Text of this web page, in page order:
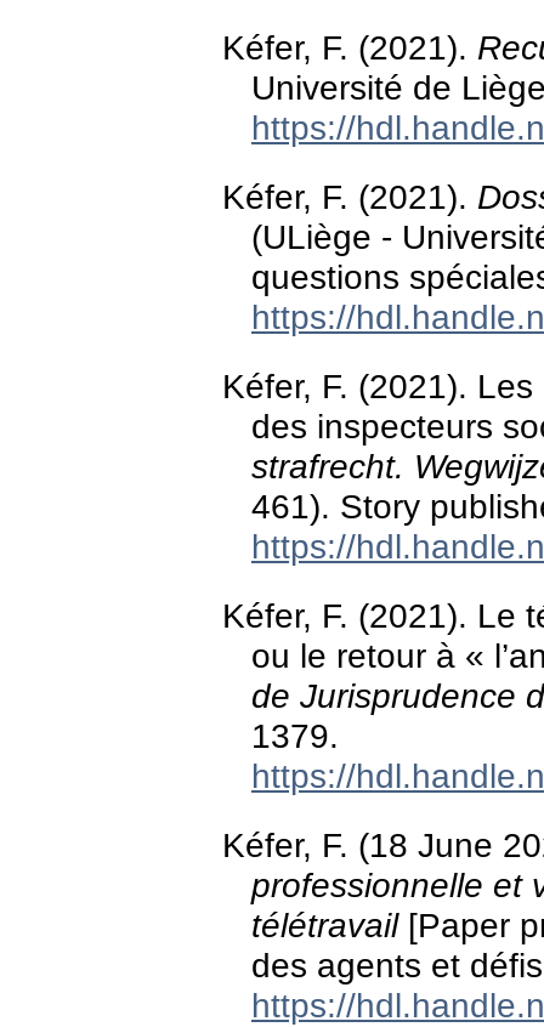
Kéfer, F. (2021).
Université de
https://
Kéfer, F. (2021).
(ULiège -
questions
https://
Kéfer, F. (2021).
des inspecteurs
strafrecht.
461). Story
https://
Kéfer, F. (2021). Le
ou le retour à «
de Jurisprudence
1379.
https://
Kéfer, F. (18 June
professionnelle et
télétravail[Paper
des agents et
https://